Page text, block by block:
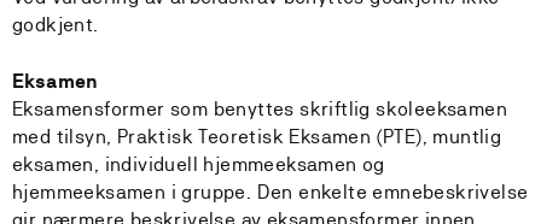
godkjent.
Eksamen
Eksamensformer som benyttes skriftlig skoleeksamen
med tilsyn, Praktisk Teoretisk Eksamen (PTE), muntlig
eksamen, individuell hjemmeeksamen og
hjemmeeksamen i gruppe. Den enkelte emnebeskrivelse